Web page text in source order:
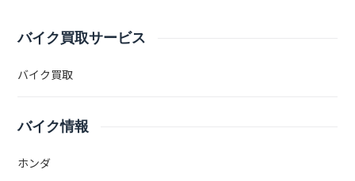
バイク買取サービス
バイク買取
バイク情報
ホンダ